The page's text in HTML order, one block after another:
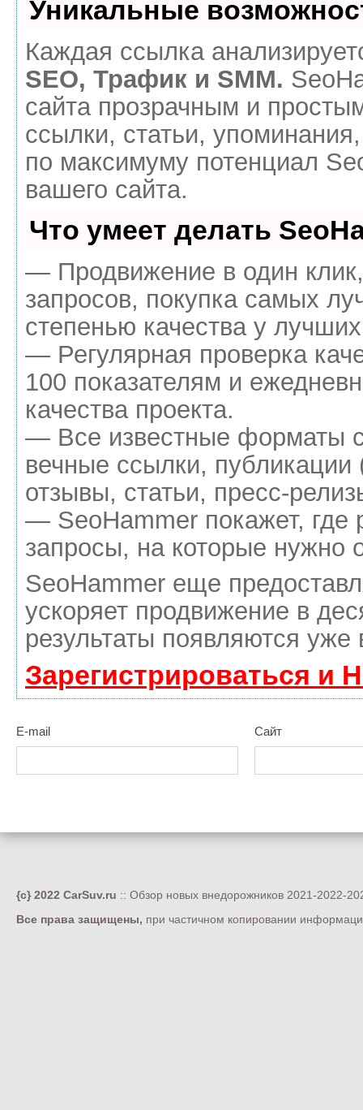
Уникальные
Каждая ссылка
SEO, Трафик и SMM.
сайта прозрачным и
ссылки, статьи,
по максимуму потенциал
вашего сайта.
Что умеет делать
— Продвижение в один
запросов, покупка самых
степенью качества у
— Регулярная проверка
100 показателям и
качества проекта.
— Все известные форматы
вечные ссылки,
отзывы, статьи, пресс-
— SeoHammer покажет, где
запросы, на которые нужно
SeoHammer еще
ускоряет продвижение в
результаты появляются
Зарегистрироваться и
E-mail Сайт
{c} 2022 CarSuv.ru :: Обзор новых внедорожников 2021-2022-
Все права защищены, при частичном копировании